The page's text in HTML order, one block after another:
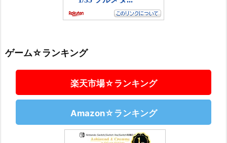
ゲーム☆ランキング
楽天市場☆ランキング
Amazon☆ランキング